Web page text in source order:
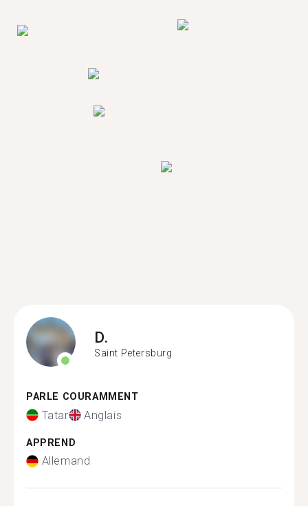
D.
Saint Petersburg
PARLE COURAMMENT
Tatar Anglais
APPREND
Allemand